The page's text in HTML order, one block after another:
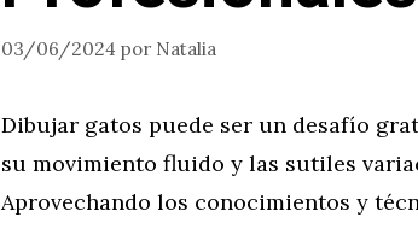
03/06/2024 por Natalia
Dibujar gatos puede ser un desafío
su movimiento fluido y las sutiles
Aprovechando los conocimientos y